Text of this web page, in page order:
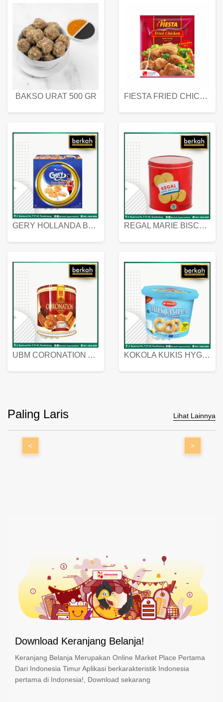
BAKSO URAT 500 GR FIESTA FRIED CHICKEN 500 GR
GERY HOLLANDA BUTTER COOKIES 450 GRAM REGAL MARIE BISCUIT KALENG 550 GRAM
UBM CORONATION ASSORTED BISKUIT KALENG 450 GRAM KOKOLA KUKIS HYGIENIC MILK VANILLA PACK 320 GR
Paling Laris Lihat Lainnya
< >
Download Keranjang Belanja!
Keranjang Belanja Merupakan Online Market Place Pertama
Dari Indonesia Timur Aplikasi berkarakteristik Indonesia
pertama di Indonesia!, Download sekarang